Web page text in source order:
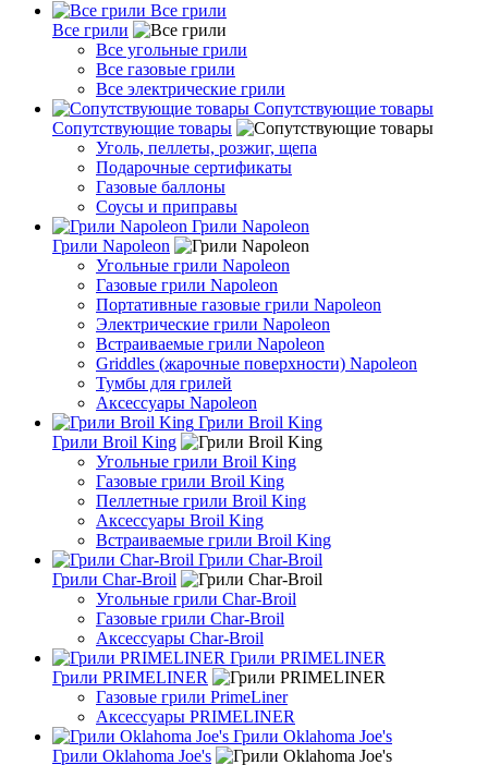
Все грили
Все грили
Все угольные грили
Все газовые грили
Все электрические грили
Сопутствующие товары
Сопутствующие товары
Уголь, пеллеты, розжиг, щепа
Подарочные сертификаты
Газовые баллоны
Соусы и приправы
Грили Napoleon
Грили Napoleon
Угольные грили Napoleon
Газовые грили Napoleon
Портативные газовые грили Napoleon
Электрические грили Napoleon
Встраиваемые грили Napoleon
Griddles (жарочные поверхности) Napoleon
Тумбы для грилей
Аксессуары Napoleon
Грили Broil King
Грили Broil King
Угольные грили Broil King
Газовые грили Broil King
Пеллетные грили Broil King
Аксессуары Broil King
Встраиваемые грили Broil King
Грили Char-Broil
Грили Char-Broil
Угольные грили Char-Broil
Газовые грили Char-Broil
Аксессуары Char-Broil
Грили PRIMELINER
Грили PRIMELINER
Газовые грили PrimeLiner
Аксессуары PRIMELINER
Грили Oklahoma Joe's
Грили Oklahoma Joe's